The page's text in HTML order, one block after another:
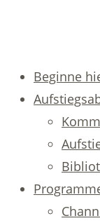
Beginne